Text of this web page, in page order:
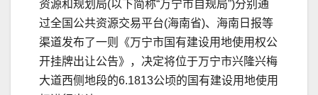
资源和规划局(以下简称“万宁市自规局”)分别通
过全国公共资源交易平台(海南省)、海南日报等
渠道发布了一则《万宁市国有建设用地使用权公
开挂牌出让公告》，决定将位于万宁市兴隆兴梅
大道西侧地段的6.1813公顷的国有建设用地使用